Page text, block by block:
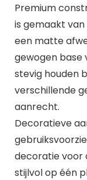
Premium
is gemaakt
een matte
gewogen base
stevig houden
verschillende
aanrecht.
Decoratieve
decoratie voor
stijlvol op één